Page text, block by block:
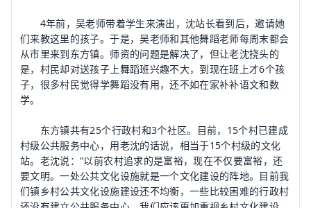
4年前，吴老师带着学生来演出，沈站长看到后，邀请她
们来教这里的孩子。于是，吴老师和其他舞蹈老师每周末都会
从市里来到东方镇。师资的问题是解决了，但让老沈挠头的
是，村民却对送孩子上舞蹈班兴趣不大，到现在班上才6个孩
子，很多村民觉得学舞蹈没有用，还不如在家补补语文和数
学。
东方镇共有25个行政村和3个社区。目前，15个村已建成
村级公共服务中心，用老沈的话说，相当于15个村级的文化
站。老沈说：“以前农村追求的是富裕，现在不仅要富裕，还
要文明。一处公共文化设施就是一个文化建设的阵地。目前我
们镇乡村公共文化设施建设还不均衡，一些比较困难的行政村